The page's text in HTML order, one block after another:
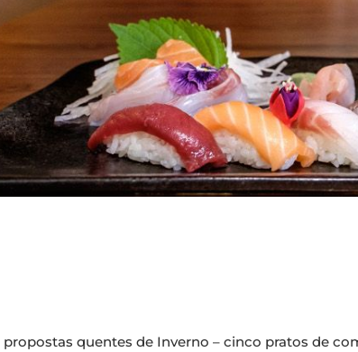
propostas quentes de Inverno – cinco pratos de